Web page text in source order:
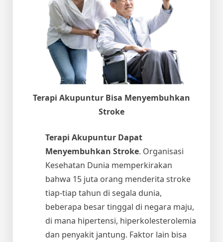
Terapi Akupuntur Bisa Menyembuhkan
Stroke
Terapi Akupuntur Dapat
Menyembuhkan Stroke. Organisasi
Kesehatan Dunia memperkirakan
bahwa 15 juta orang menderita stroke
tiap-tiap tahun di segala dunia,
beberapa besar tinggal di negara maju,
di mana hipertensi, hiperkolesterolemia
dan penyakit jantung. Faktor lain bisa